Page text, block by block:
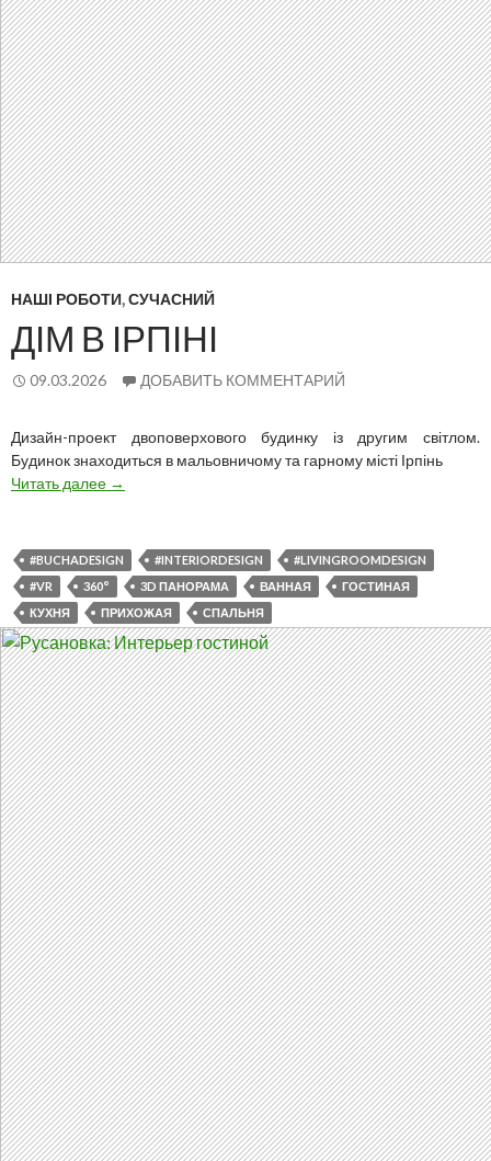
НАШІ РОБОТИ,СУЧАСНИЙ
ДІМ В ІРПІНІ
09.03.2026 ДОБАВИТЬ КОММЕНТАРИЙ
Дизайн-проект двоповерхового будинку із другим світлом.
Будинок знаходиться в мальовничому та гарному місті Ірпінь
Читать далее Дім
→
#BUCHADESIGN #INTERIORDESIGN
#LIVINGROOMDESIGN
#VR
360° 3D ПАНОРАМА ВАННАЯ
ГОСТИНАЯ
КУХНЯ
ПРИХОЖАЯ СПАЛЬНЯ